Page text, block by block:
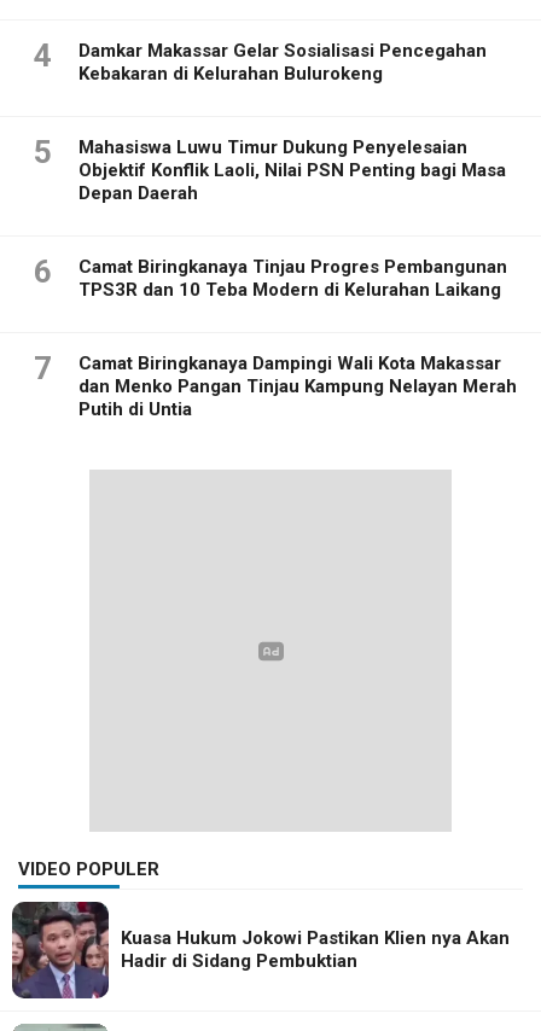
4
Damkar Makassar Gelar Sosialisasi Pencegahan
Kebakaran di Kelurahan Bulurokeng
5
Mahasiswa Luwu Timur Dukung Penyelesaian
Objektif Konflik Laoli, Nilai PSN Penting bagi Masa
Depan Daerah
6
Camat Biringkanaya Tinjau Progres Pembangunan
TPS3R dan 10 Teba Modern di Kelurahan Laikang
7
Camat Biringkanaya Dampingi Wali Kota Makassar
dan Menko Pangan Tinjau Kampung Nelayan Merah
Putih di Untia
VIDEO POPULER
Kuasa Hukum Jokowi Pastikan Klien nya Akan
Hadir di Sidang Pembuktian